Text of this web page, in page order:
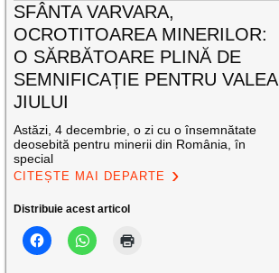
SFÂNTA VARVARA,
OCROTITOAREA MINERILOR:
O SĂRBĂTOARE PLINĂ DE
SEMNIFICAȚIE PENTRU VALEA
JIULUI
Astăzi, 4 decembrie, o zi cu o însemnătate
deosebită pentru minerii din România, în
special
CITEȘTE MAI DEPARTE
Distribuie acest articol